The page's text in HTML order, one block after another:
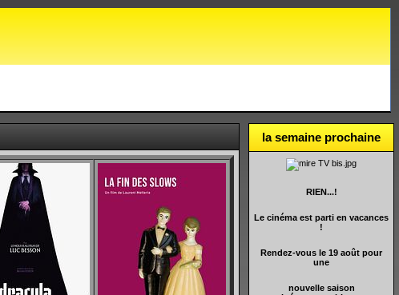
la semaine prochaine
RIEN...!
Le cinéma est parti en vacances
!
Rendez-vous le 19 août pour
une
nouvelle saison